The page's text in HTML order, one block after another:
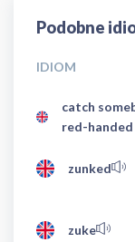
Podobne
IDIOM
catch
red-handed
zunked
zuke